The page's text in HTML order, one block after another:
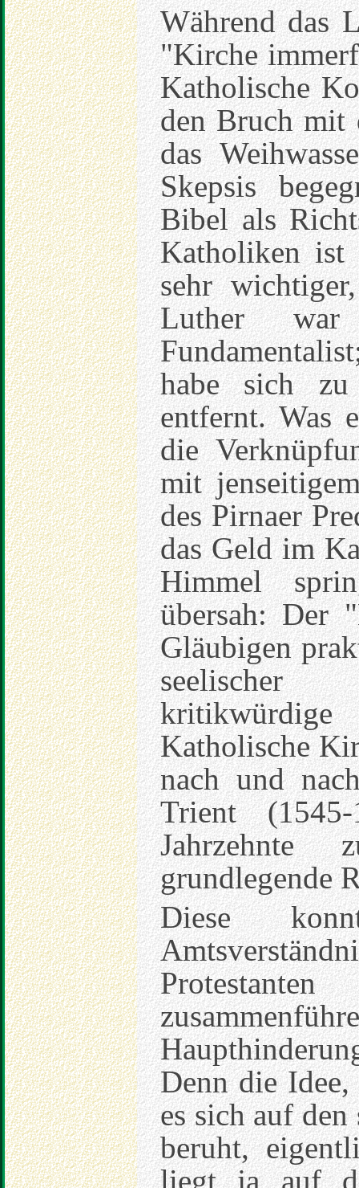
Während das
"Kirche
Katholische
den Bruch mit
das
Skepsis
Bibel als
Katholiken ist
sehr
Luther
habe sich
entfernt. Was
die
mit
des Pirnaer
das Geld im
Himmel
übersah: Der
Gläubigen
seelischer
kritikwürdige
Katholische
nach und
Trient
grundlegende
Diese
Denn die Idee,
es sich auf
beruht,
liegt ja auf